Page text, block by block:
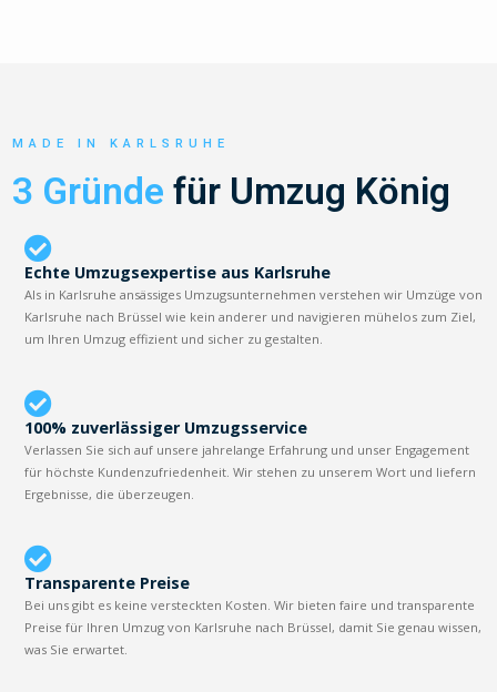
MADE IN KARLSRUHE
3 Gründe für Umzug König
Echte Umzugsexpertise aus Karlsruhe
Als in Karlsruhe ansässiges Umzugsunternehmen verstehen wir Umzüge von
Karlsruhe nach Brüssel wie kein anderer und navigieren mühelos zum Ziel,
um Ihren Umzug effizient und sicher zu gestalten.
100% zuverlässiger Umzugsservice
Verlassen Sie sich auf unsere jahrelange Erfahrung und unser Engagement
für höchste Kundenzufriedenheit. Wir stehen zu unserem Wort und liefern
Ergebnisse, die überzeugen.
Transparente Preise
Bei uns gibt es keine versteckten Kosten. Wir bieten faire und transparente
Preise für Ihren Umzug von Karlsruhe nach Brüssel, damit Sie genau wissen,
was Sie erwartet.